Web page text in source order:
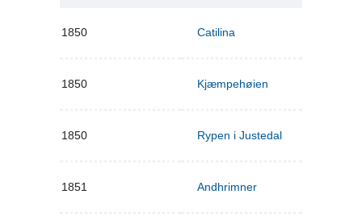
1850 Catilina
1850 Kjæmpehøien
1850 Rypen i Justedal
1851 Andhrimner